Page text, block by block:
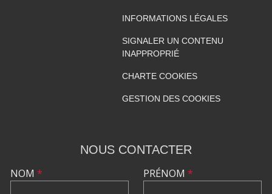
INFORMATIONS LÉGALES
SIGNALER UN CONTENU
INAPPROPRIÉ
CHARTE COOKIES
GESTION DES COOKIES
NOUS CONTACTER
NOM * PRÉNOM *